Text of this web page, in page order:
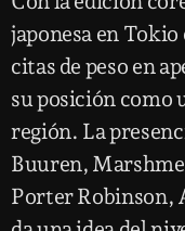
japonesa en
citas de peso en
su posición como
región. La
Buuren,
Porter Robinson,